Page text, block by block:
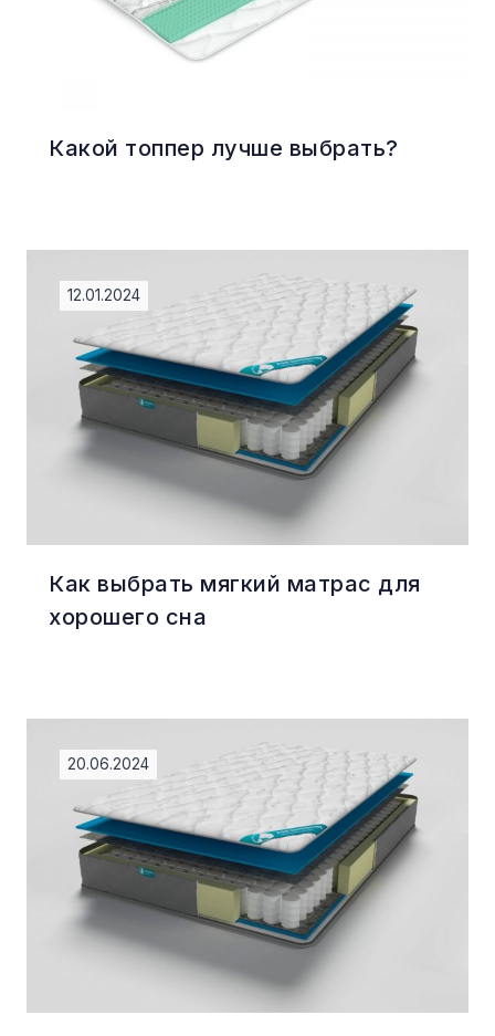
Какой топпер лучше выбрать?
Как выбрать мягкий матрас для
хорошего сна
12.01.2024
20.06.2024